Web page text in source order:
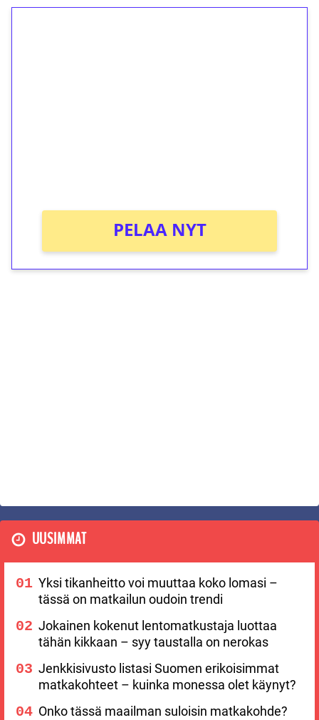
PELAA NYT
UUSIMMAT
Yksi tikanheitto voi muuttaa koko lomasi –
tässä on matkailun oudoin trendi
Jokainen kokenut lentomatkustaja luottaa
tähän kikkaan – syy taustalla on nerokas
Jenkkisivusto listasi Suomen erikoisimmat
matkakohteet – kuinka monessa olet käynyt?
Onko tässä maailman suloisin matkakohde?